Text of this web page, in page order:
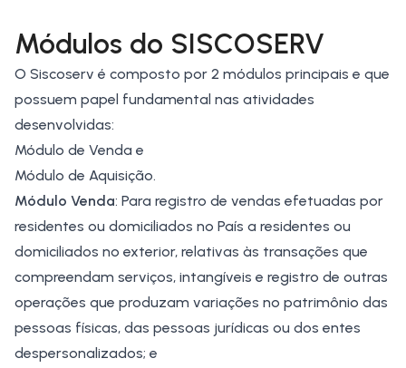
Módulos do SISCOSERV
O Siscoserv é composto por 2 módulos principais e que
possuem papel fundamental nas atividades
desenvolvidas:
Módulo de Venda e
Módulo de Aquisição.
Módulo Venda: Para registro de vendas efetuadas por
residentes ou domiciliados no País a residentes ou
domiciliados no exterior, relativas às transações que
compreendam serviços, intangíveis e registro de outras
operações que produzam variações no patrimônio das
pessoas físicas, das pessoas jurídicas ou dos entes
despersonalizados; e